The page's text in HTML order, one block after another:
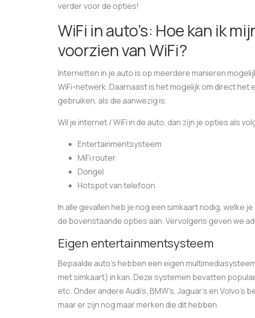
verder voor de opties!
WiFi in auto’s: Hoe kan ik
voorzien van WiFi?
Internetten in je auto is op meerdere manieren
WiFi-netwerk. Daarnaast is het mogelijk om direct
gebruiken, als die aanwezig is.
Wil je internet / WiFi in de auto, dan zijn je opties als
Entertainmentsysteem
MiFi router
Dongel
Hotspot van telefoon
In alle gevallen heb je nog een simkaart nodig, welke
de bovenstaande opties aan. Vervolgens geven we
Eigen entertainmentsysteem
Bepaalde auto’s hebben een eigen
met simkaart) in kan. Deze systemen bevatten
etc. Onder andere Audi’s, BMW’s, Jaguar’s en
maar er zijn nog maar merken die dit hebben.